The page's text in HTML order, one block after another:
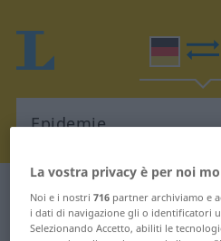
Dizionario Tedesco-Turco
Traduzione
La vostra privacy è per noi
Noi e i nostri716 partner archiviamo e
i dati di navigazione gli o identificatori
Selezionando Accetto, abiliti le